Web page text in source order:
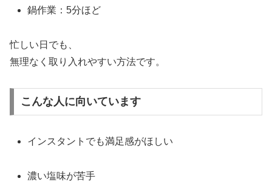
鍋作業：5分ほど
忙しい日でも、
無理なく取り入れやすい方法です。
こんな人に向いています
インスタントでも満足感がほしい
濃い塩味が苦手